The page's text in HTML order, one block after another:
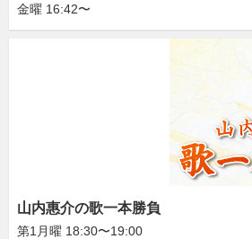
金曜 16:42〜
山内惠介の歌一本勝負
第1月曜 18:30〜19:00